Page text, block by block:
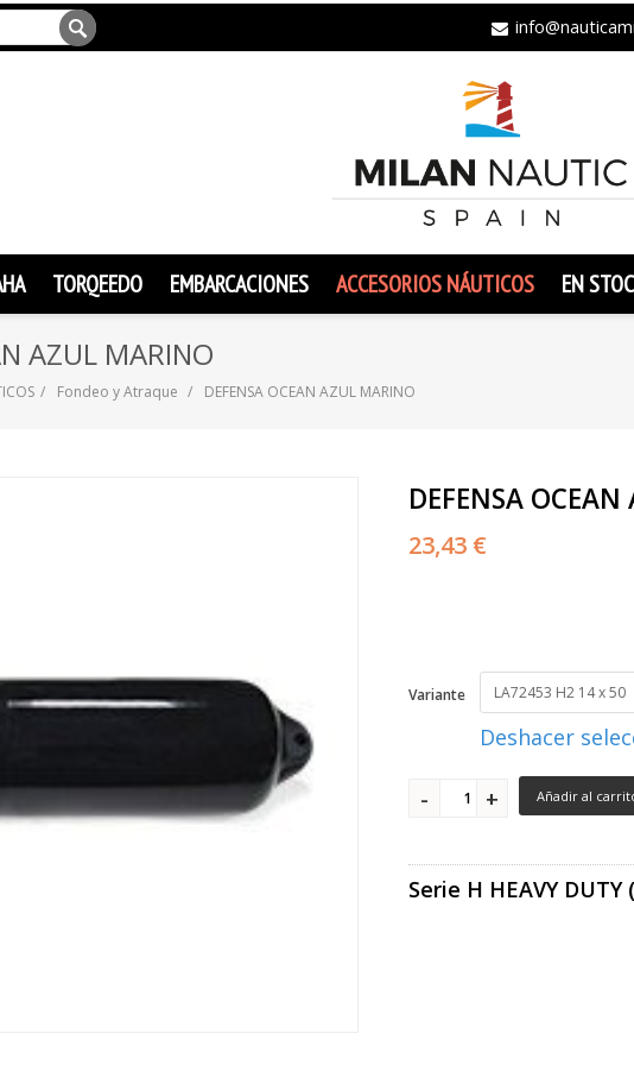
TORQEEDO EMBARCACIONES ACCESORIOS NÁUTICOS EN
AZUL MARINO
Fondeo y Atraque DEFENSA OCEAN AZUL MARINO
DEFENSA
23,43 €
Variante
Deshacer
Añadir al
Serie H HEAVY DUTY